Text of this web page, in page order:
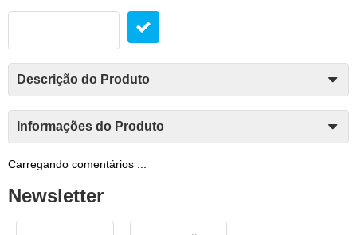
Descrição do Produto
Informações do Produto
Carregando comentários ...
Newsletter